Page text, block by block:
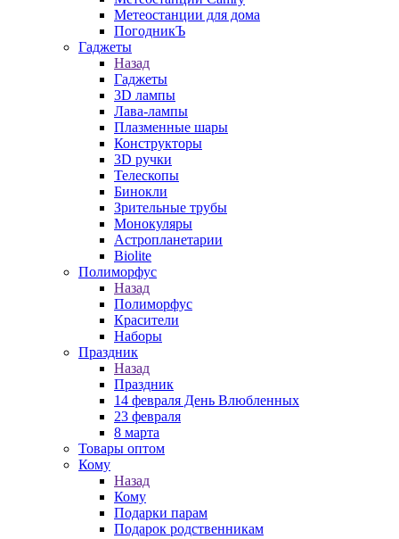
Метеостанции для дома
ПогодникЪ
Гаджеты
Назад
Гаджеты
3D лампы
Лава-лампы
Плазменные шары
Конструкторы
3D ручки
Телескопы
Бинокли
Зрительные трубы
Монокуляры
Астропланетарии
Biolite
Полиморфус
Назад
Полиморфус
Красители
Наборы
Праздник
Назад
Праздник
14 февраля День Влюбленных
23 февраля
8 марта
Товары оптом
Кому
Назад
Кому
Подарки парам
Подарок родственникам